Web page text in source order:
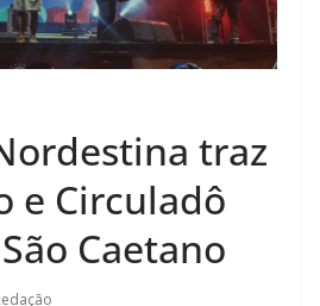
traz
e Circuladô
Caetano